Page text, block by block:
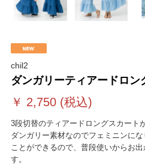
chil2
ダンガリーティアードロン
￥ 2,750(税込)
3段切替のティアードロングスカート
ダンガリー素材なのでフェミニンに
ことができるので、普段使いからお
す。